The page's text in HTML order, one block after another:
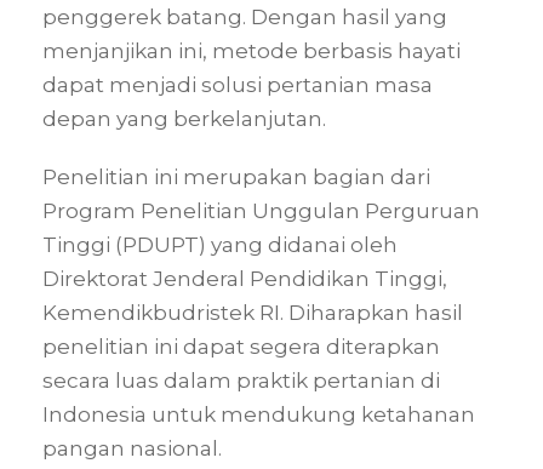
penggerek batang. Dengan hasil yang
menjanjikan ini, metode berbasis hayati
dapat menjadi solusi pertanian masa
depan yang berkelanjutan.
Penelitian ini merupakan bagian dari
Program Penelitian Unggulan Perguruan
Tinggi (PDUPT) yang didanai oleh
Direktorat Jenderal Pendidikan Tinggi,
Kemendikbudristek RI. Diharapkan hasil
penelitian ini dapat segera diterapkan
secara luas dalam praktik pertanian di
Indonesia untuk mendukung ketahanan
pangan nasional.